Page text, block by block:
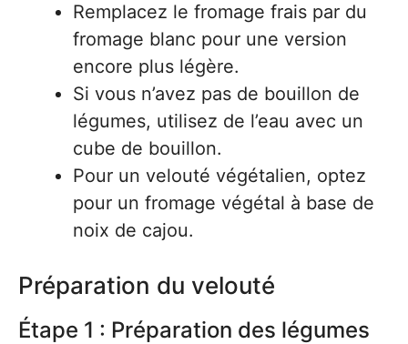
Remplacez le fromage frais par du
fromage blanc pour une version
encore plus légère.
Si vous n’avez pas de bouillon de
légumes, utilisez de l’eau avec un
cube de bouillon.
Pour un velouté végétalien, optez
pour un fromage végétal à base de
noix de cajou.
Préparation du velouté
Étape 1 : Préparation des légumes